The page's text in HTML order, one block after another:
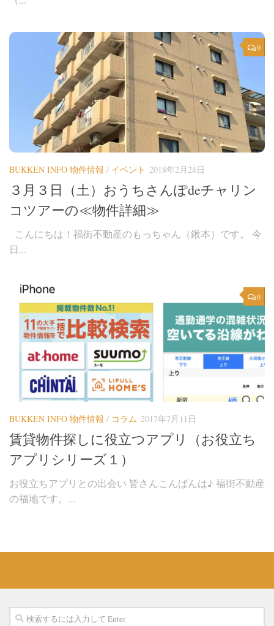
0
BUKKEN INFO 物件情報 / イベント 2018年2月24日
３月３日（土）おうちさんぽdeチャリン
コツアーの≪物件詳細≫
こんにちは！福街不動産のもっちゃん（鍬本）です。 今
日...
0
BUKKEN INFO 物件情報 / コラム 2017年7月11日
賃貸物件探しに役立つアプリ（お役立ち
アプリシリーズ１）
お役立ちアプリとの出会い 皆さんこんばんは♪ 福街不動産
の福地です。...